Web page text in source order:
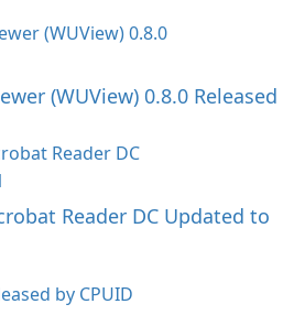
(WUView) 0.8.0 Released
Reader DC Updated to